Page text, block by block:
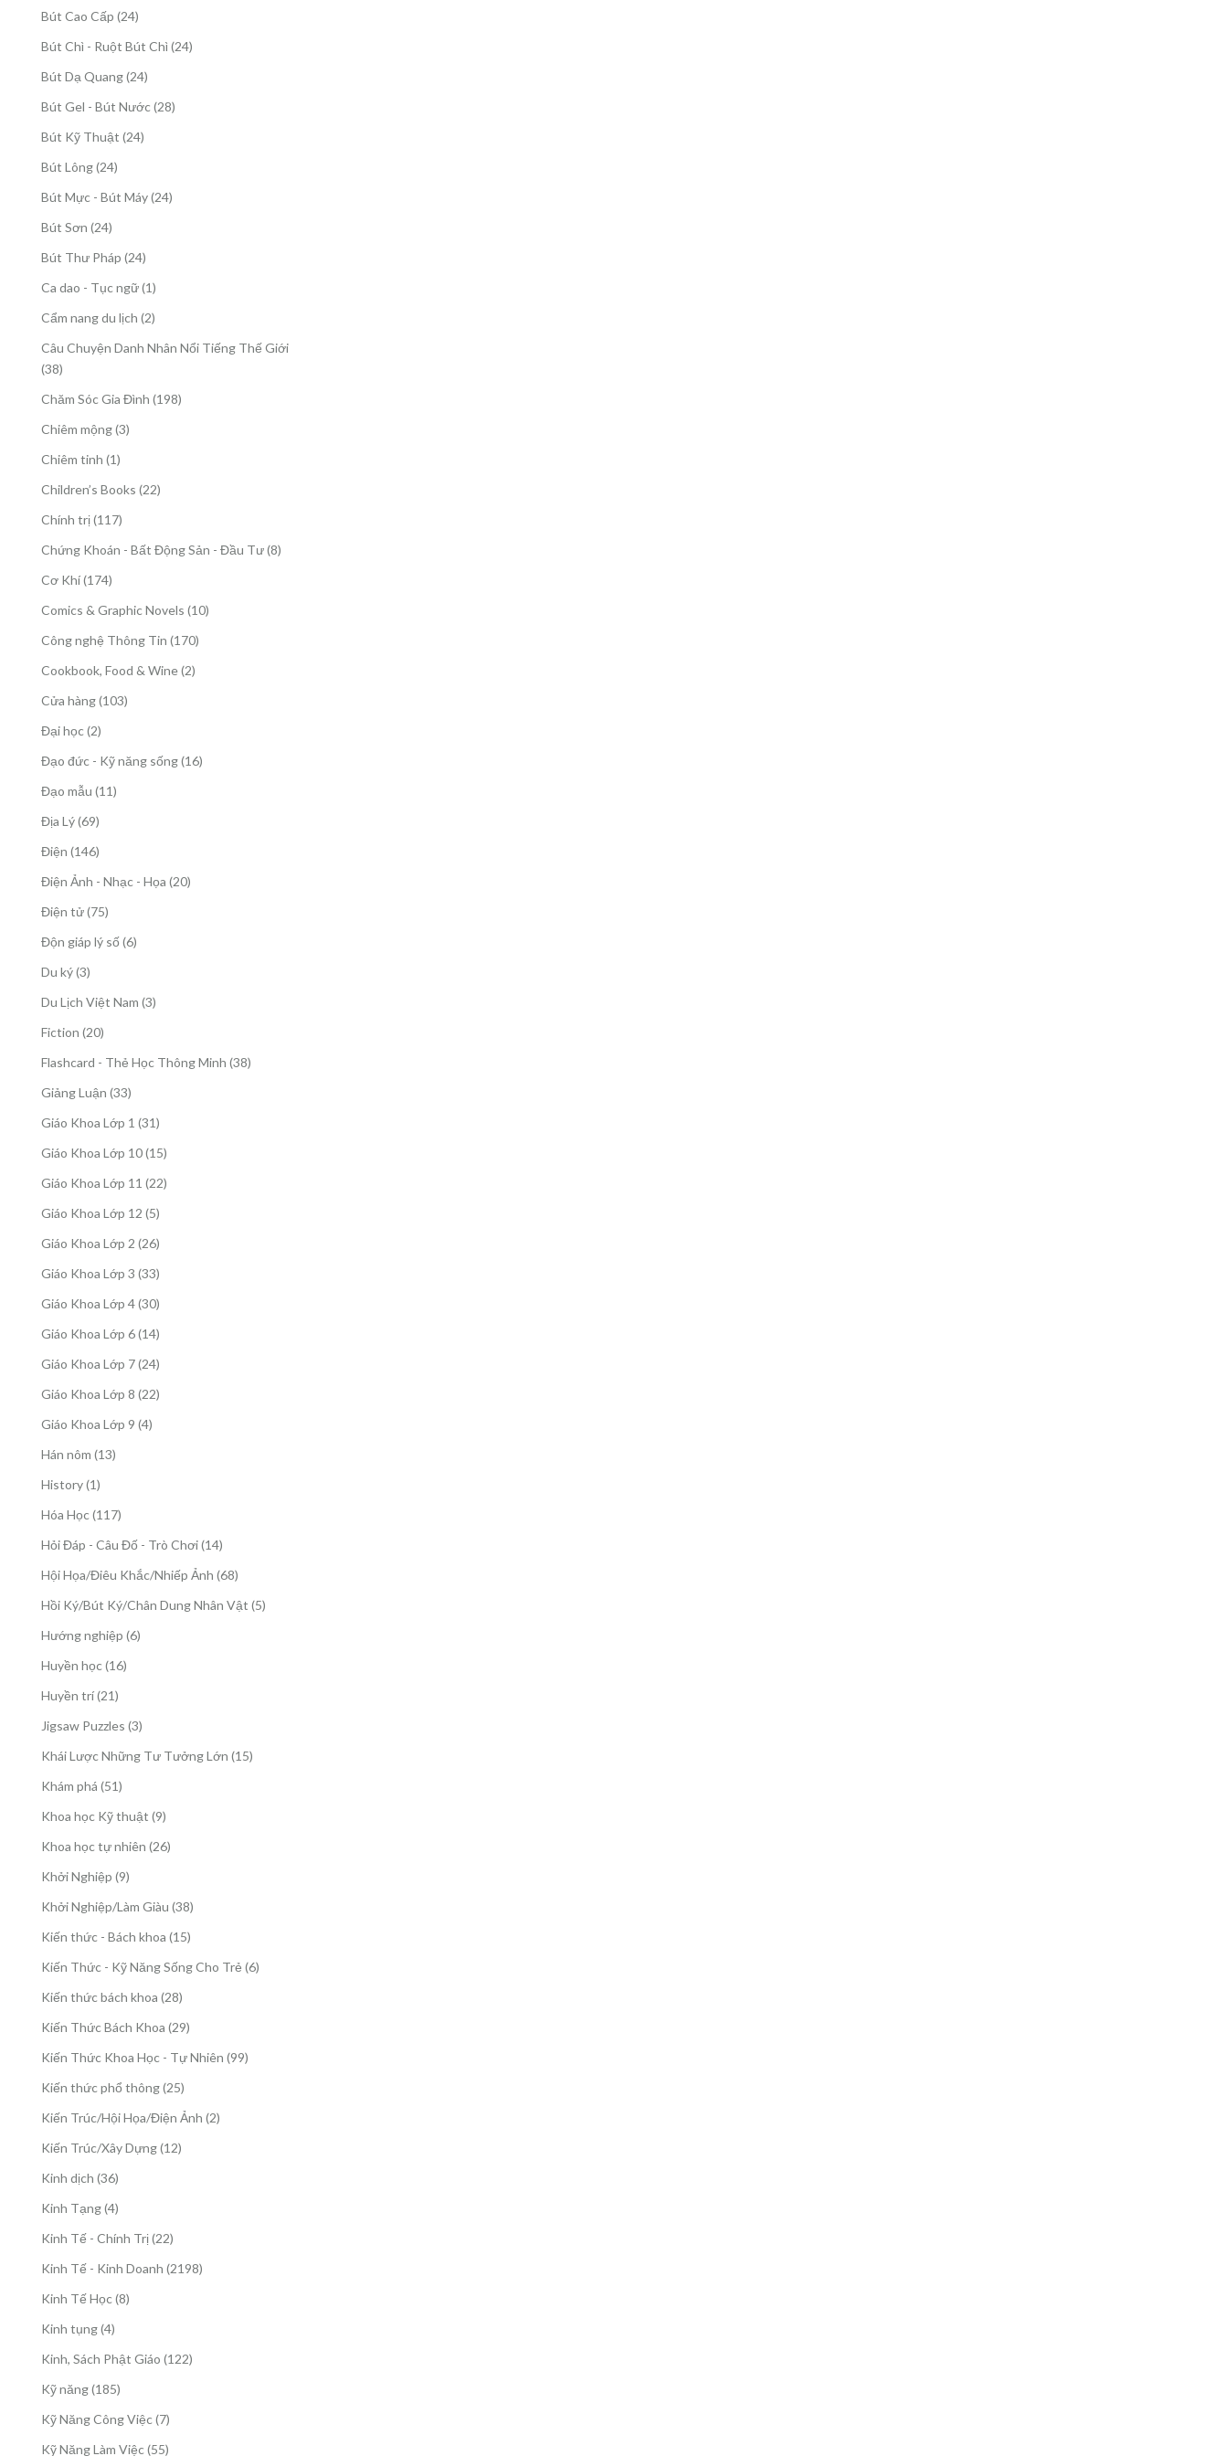
Bút Cao Cấp 2424
Bút Chì - Ruột Bút Chì 2424
Bút Dạ Quang 2424
phẩm
Bút Gel - Bút Nước 2828
Bút Kỹ Thuật 2424
Bút Lông 2424
phẩm
Bút Mực - Bút Máy 2424
Bút Sơn 2424
phẩm
Bút Thư Pháp 2424
phẩm
Ca dao - Tục ngữ 11
phẩm
Cẩm nang du lịch 22
Câu Chuyện Danh Nhân Nổi Tiếng Thế Giới
3838
Chăm Sóc Gia Đình 198198
Chiêm mộng 33
Chiêm tinh 11
phẩm
Children’s Books 2222
Chính trị 117117
Chứng Khoán - Bất Động Sản - Đầu Tư 88
Cơ Khí 174174
phẩm
Comics & Graphic Novels 1010
Công nghệ Thông Tin 170170
Cookbook, Food & Wine 22
Cửa hàng 103103
Đại học 22
phẩm
Đạo đức - Kỹ năng sống 1616
Đạo mẫu 1111
Địa Lý 6969
phẩm
Điện 146146
phẩm
Điện Ảnh - Nhạc - Họa 2020
Điện tử 7575
phẩm
Độn giáp lý số 66
Du ký 33
phẩm
Du Lịch Việt Nam 33
Fiction 2020
Flashcard - Thẻ Học Thông Minh 3838
Giảng Luận 3333
phẩm
Giáo Khoa Lớp 1 3131
phẩm
Giáo Khoa Lớp 10 1515
phẩm
Giáo Khoa Lớp 11 2222
Giáo Khoa Lớp 12 55
phẩm
Giáo Khoa Lớp 2 2626
phẩm
Giáo Khoa Lớp 3 3333
phẩm
Giáo Khoa Lớp 4 3030
phẩm
Giáo Khoa Lớp 6 1414
phẩm
Giáo Khoa Lớp 7 2424
phẩm
Giáo Khoa Lớp 8 2222
Giáo Khoa Lớp 9 44
Hán nôm 1313
History 11
phẩm
Hóa Học 117117
Hỏi Đáp - Câu Đố - Trò Chơi 1414
phẩm
Hội Họa/Điêu Khắc/Nhiếp Ảnh 6868
phẩm
Hồi Ký/Bút Ký/Chân Dung Nhân Vật 55
Hướng nghiệp 66
Huyền học 1616
Huyền trí 2121
phẩm
Jigsaw Puzzles 33
phẩm
Khái Lược Những Tư Tưởng Lớn 1515
Khám phá 5151
phẩm
Khoa học Kỹ thuật 99
phẩm
Khoa học tự nhiên 2626
Khởi Nghiệp 99
Khởi Nghiệp/Làm Giàu 3838
Kiến thức - Bách khoa 1515
phẩm
Kiến Thức - Kỹ Năng Sống Cho Trẻ 66
Kiến thức bách khoa 2828
phẩm
Kiến Thức Bách Khoa 2929
Kiến Thức Khoa Học - Tự Nhiên 9999
Kiến thức phổ thông 2525
sản
phẩm
Kiến Trúc/Hội Họa/Điện Ảnh 22
Kiến Trúc/Xây Dựng 1212
Kinh dịch 3636
phẩm
Kinh Tạng 44
Kinh Tế - Chính Trị 2222
phẩm
Kinh Tế - Kinh Doanh 21982198
Kinh Tế Học 88
Kinh tụng 44
phẩm
Kinh, Sách Phật Giáo 122122
Kỹ năng 185185
phẩm
Kỹ Năng Công Việc 77
Kỹ Năng Làm Việc 5555